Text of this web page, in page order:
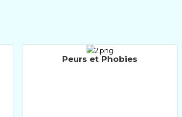
Peurs et Phobies